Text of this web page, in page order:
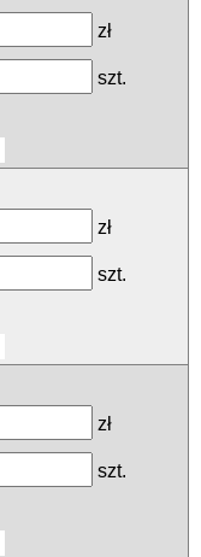
zł
szt.
zł
szt.
zł
szt.